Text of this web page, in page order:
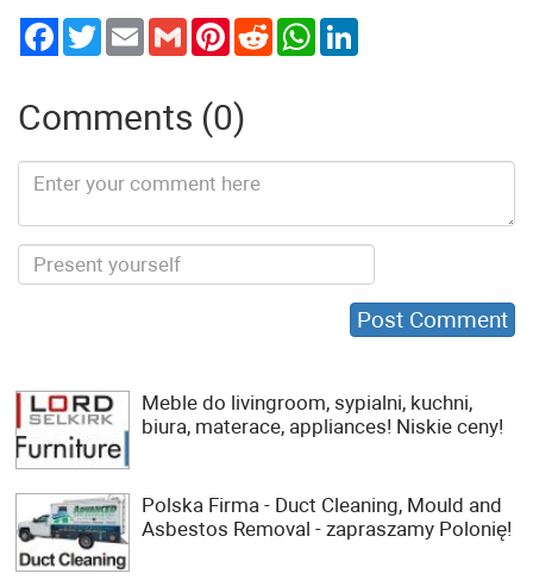
TwitterEmail Gmail PinterestReddit WhatsApp
Comments (0)
Meble do livingroom, sypialni, kuchni,
biura, materace, appliances! Niskie ceny!
Polska Firma - Duct Cleaning, Mould and
Asbestos Removal - zapraszamy Polonię!